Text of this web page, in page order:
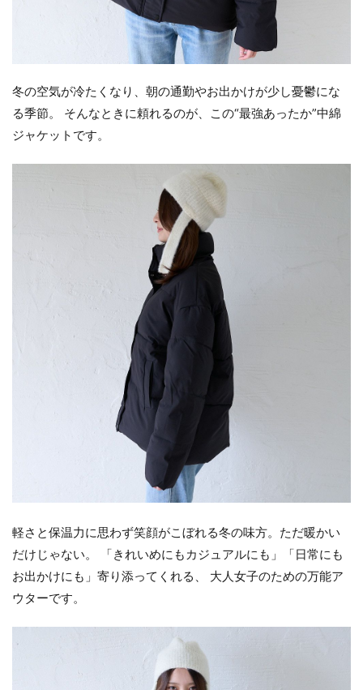
冬の空気が冷たくなり、朝の通勤やお出かけが少し憂鬱にな
る季節。 そんなときに頼れるのが、この“最強あったか”中綿
ジャケットです。
軽さと保温力に思わず笑顔がこぼれる冬の味方。ただ暖かい
だけじゃない。 「きれいめにもカジュアルにも」「日常にも
お出かけにも」寄り添ってくれる、 大人女子のための万能ア
ウターです。